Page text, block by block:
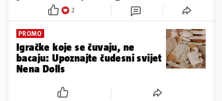
2
PROMO
Igračke koje se čuvaju, ne
bacaju: Upoznajte čudesni svijet
Nena Dolls